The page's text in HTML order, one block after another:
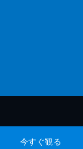
今すぐ観る